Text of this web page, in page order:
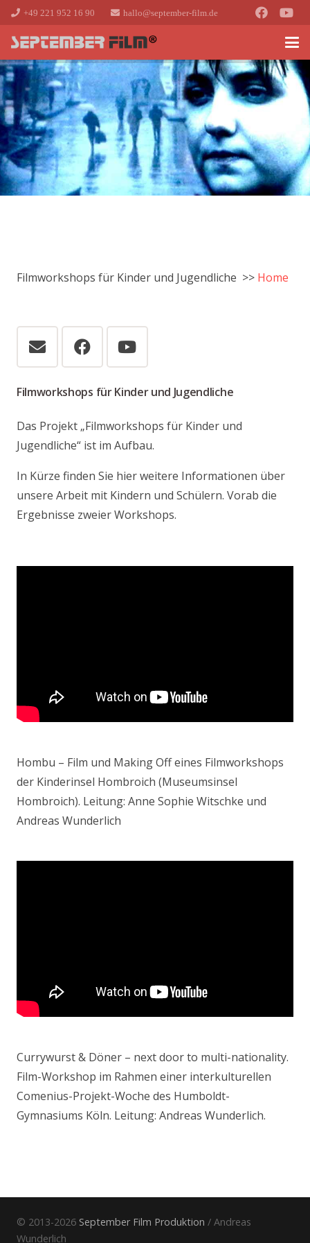
+49 221 952 16 90 hallo@september-film.de
Filmworkshops für Kinder und Jugendliche >> Home
Filmworkshops für Kinder und Jugendliche
Das Projekt „Filmworkshops für Kinder und
Jugendliche“ ist im Aufbau.
In Kürze finden Sie hier weitere Informationen über
unsere Arbeit mit Kindern und Schülern. Vorab die
Ergebnisse zweier Workshops.
Hombu – Film und Making Off eines Filmworkshops
der Kinderinsel Hombroich (Museumsinsel
Hombroich). Leitung: Anne Sophie Witschke und
Andreas Wunderlich
Currywurst & Döner – next door to multi-nationality.
Film-Workshop im Rahmen einer interkulturellen
Comenius-Projekt-Woche des Humboldt-
Gymnasiums Köln. Leitung: Andreas Wunderlich.
© 2013-2026 September Film Produktion / Andreas
Wunderlich